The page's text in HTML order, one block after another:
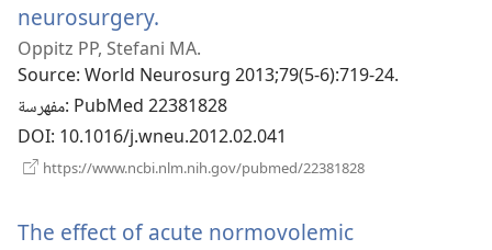
neurosurgery.
نافذة
جديدة)
Oppitz PP, Stefani MA.
Source‎: World Neurosurg 2013;79(5-6):719-24.
مفهرسة‎: PubMed 22381828
DOI‎: 10.1016/j.wneu.2012.02.041
https://www.ncbi.nlm.nih.gov/pubmed/22381828
The effect of acute normovolemic